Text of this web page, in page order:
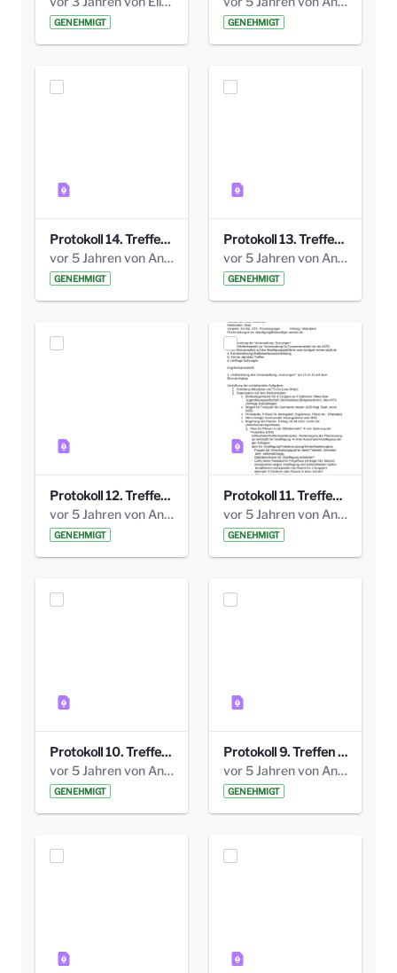
GENEHMIGT GENEHMIGT
Protokoll 14. Treffen 20160613 AG Bismarckplatz.pdf
vor 5 Jahren von Anni Schlumberger
GENEHMIGT
Protokoll 13. Treffen 20151130 AG Bismarckplatz.pdf
vor 5 Jahren von Anni Schlumberger
GENEHMIGT
Protokoll 12. Treffen 20150921 AG Bismarckplatz.pdf
vor 5 Jahren von Anni Schlumberger
GENEHMIGT
Protokoll 11. Treffen 20150901 AG Bismarckplatz.pdf
vor 5 Jahren von Anni Schlumberger
GENEHMIGT
Protokoll 10. Treffen 20150720 AG Bismarckplatz.pdf
vor 5 Jahren von Anni Schlumberger
GENEHMIGT
Protokoll 9. Treffen 20150528 AG Bismarckplatz.pdf
vor 5 Jahren von Anni Schlumberger
GENEHMIGT